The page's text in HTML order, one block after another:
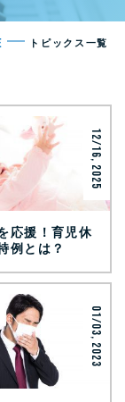
トピックス一覧
12/16, 2025
応援！育児休
例とは？
01/03, 2023